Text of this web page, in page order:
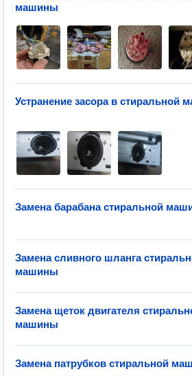
машины
Устранение засора в стиральной
Замена барабана стиральной
Замена сливного шланга
машины
Замена щеток двигателя
машины
Замена патрубков стиральной